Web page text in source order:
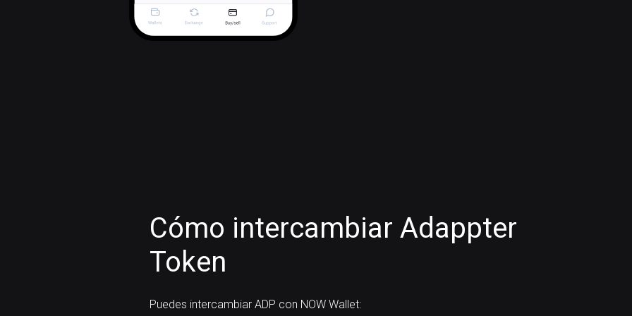
Cómo intercambiar Adappter
Token
Puedes intercambiar ADP con NOW Wallet: